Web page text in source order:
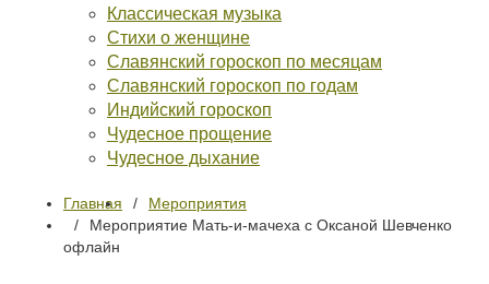
Классическая музыка
Стихи о женщине
Славянский гороскоп по месяцам
Славянский гороскоп по годам
Индийский гороскоп
Чудесное прощение
Чудесное дыхание
Главная
Мероприятия
Мероприятие Мать-и-мачеха с Оксаной Шевченко
офлайн